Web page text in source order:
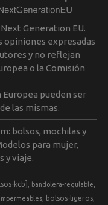
Generation EU.
opiniones expresadas
y no reflejan
o la Comisión
Europea pueden ser
las mismas.
bolsos, mochilas y
para mujer,
y viaje.
kcb] bandolera-regulable
bolsos-ligeros